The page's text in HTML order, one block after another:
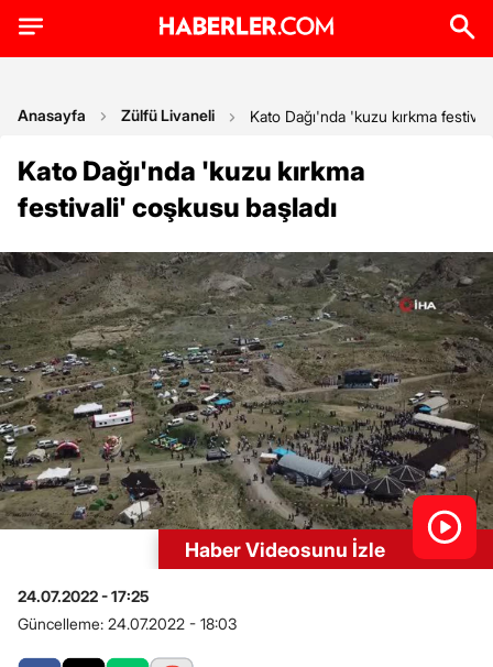
Anasayfa Zülfü Livaneli Kato Dağı'nda 'kuzu kırkma
Kato Dağı'nda 'kuzu kırkma
festivali' coşkusu başladı
Haber Videosunu İzle
24.07.2022 - 17:25
Güncelleme: 24.07.2022 - 18:03